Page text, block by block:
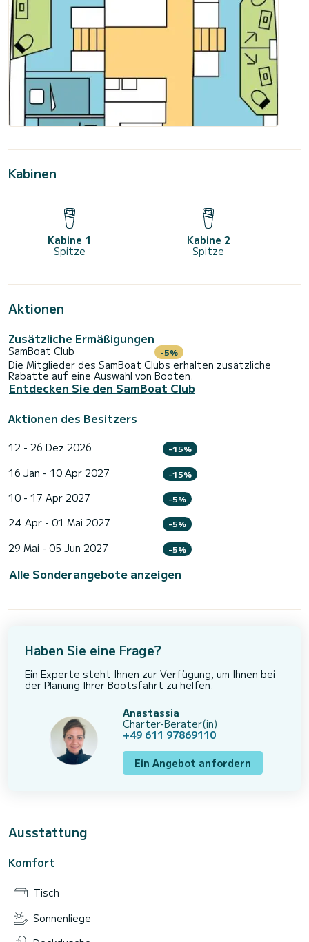
Kabinen
Kabine 1
Spitze
Kabine 2
Spitze
Aktionen
Zusätzliche Ermäßigungen
SamBoat Club -5%
Die Mitglieder des SamBoat Clubs erhalten zusätzliche
Rabatte auf eine Auswahl von Booten.
Entdecken Sie den SamBoat Club
Aktionen des Besitzers
12 - 26 Dez 2026 -15%
16 Jan - 10 Apr 2027 -15%
10 - 17 Apr 2027 -5%
24 Apr - 01 Mai 2027 -5%
29 Mai - 05 Jun 2027 -5%
Alle Sonderangebote anzeigen
Haben Sie eine Frage?
Ein Experte steht Ihnen zur Verfügung, um Ihnen bei
der Planung Ihrer Bootsfahrt zu helfen.
Anastassia
Charter-Berater(in)
+49 611 97869110
Ein Angebot anfordern
Ausstattung
Komfort
Tisch
Sonnenliege